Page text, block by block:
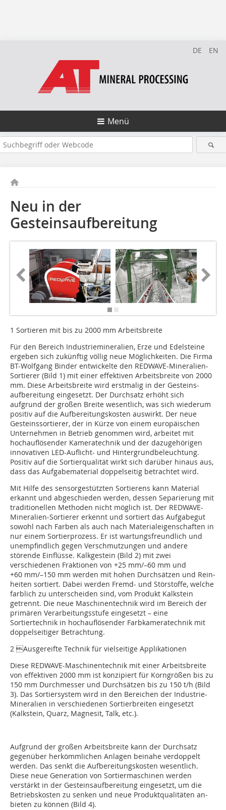
DE EN
Menü
Neu in der
Gesteinsaufbereitung
1 Sortieren mit bis zu 2000 mm Arbeitsbreite
Für den Bereich Industriemineralien, Erze und Edelsteine
ergeben sich zukünftig völlig neue Möglichkeiten. Die Firma
BT-Wolfgang Binder entwickelte den REDWAVE-Mineralien-
Sortierer (Bild 1) mit einer effektiven Arbeitsbreite von 2000
mm. Diese Arbeitsbreite wird erstmalig in der Gesteins­
aufbereitung eingesetzt. Der Durchsatz erhöht sich
aufgrund der großen Breite wesentlich, was sich wiederum
positiv auf die Aufbereitungskosten auswirkt. Der neue
Gesteinssortierer, der in Kürze von einem europäischen
Unternehmen in Betrieb genommen wird, arbeitet mit
hochauflösender Kameratechnik und der dazugehörigen
innovativen LED-Auflicht- und Hintergrundbeleuchtung.
Positiv auf die Sortierqualität wirkt sich darüber hinaus aus,
dass das Aufgabematerial doppelseitig betrachtet wird.
Mit Hilfe des sensorgestützten Sortierens kann Material
erkannt und abgeschieden werden, dessen Separierung mit
traditionellen Methoden nicht möglich ist. Der REDWAVE-
Mineralien-Sortierer erkennt und sortiert das Aufgabegut
sowohl nach Farben als auch nach Materialeigenschaften in
nur einem Sortierprozess. Er ist wartungsfreundlich und
unempfindlich gegen Verschmut­zungen und andere
störende Einflüsse. Kalkgestein (Bild 2) mit zwei
verschiedenen Frak­tionen von +25 mm/–60 mm und
+60 mm/–150 mm werden mit hohen Durchsätzen und Rein­
heiten sortiert. Dabei werden Fremd- und Störstoffe, welche
farblich zu unterscheiden sind, vom Produkt Kalkstein
getrennt. Die neue Maschinentechnik wird im Bereich der
primären Ver­arbei­tungsstufe eingesetzt – eine
Sortiertechnik in hochauflösender Farbkameratechnik mit
doppelseitiger Betrach­tung.
2 Ausgereifte Technik für vielseitige Applikationen
Diese REDWAVE-Maschinen­technik mit einer Arbeitsbreite
von effektiven 2000 mm ist konzipiert für Korngrößen bis zu
150 mm Durchmesser und Durchsätzen bis zu 150 t/h (Bild
3). Das Sortiersystem wird in den Bereichen der Industrie-
Mineralien in verschiedenen Sortierbreiten eingesetzt
(Kalkstein, Quarz, Magnesit, Talk, etc.).
Aufgrund der großen Arbeitsbreite kann der Durch­satz
gegenüber herkömmlichen Anlagen beinahe verdoppelt
werden. Das senkt die Aufbereitungs­kosten wesentlich.
Diese neue Gene­ration von Sortier­maschinen werden
verstärkt in der Gesteins­aufberei­tung eingesetzt, um die
Betriebskosten zu senken und neue Produktqualitäten an­
bieten zu können (Bild 4).